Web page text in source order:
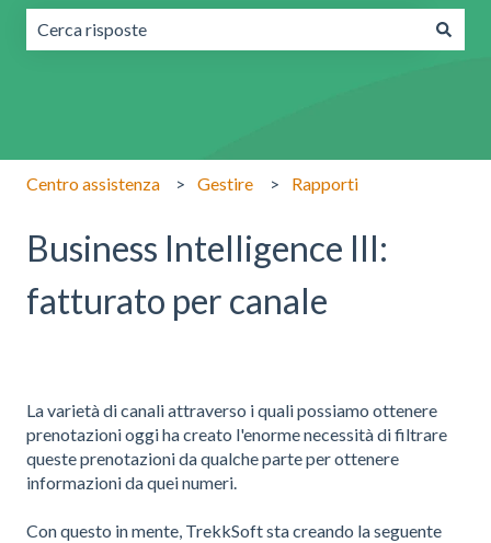
Centro assistenza Gestire Rapporti
Business Intelligence III:
fatturato per canale
La varietà di canali attraverso i quali possiamo ottenere
prenotazioni oggi ha creato l'enorme necessità di filtrare
queste prenotazioni da qualche parte per ottenere
informazioni da quei numeri.
Con questo in mente, TrekkSoft sta creando la seguente